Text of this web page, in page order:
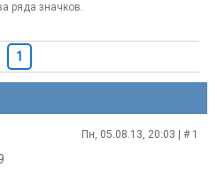
ряда значков.
1
Пн, 05.08.13, 20:03 | # 1